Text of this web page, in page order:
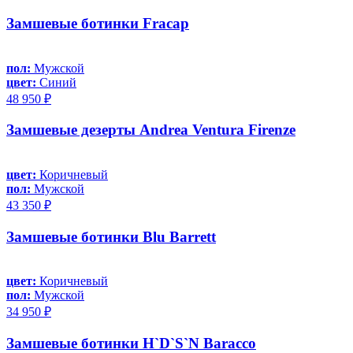
Замшевые ботинки Fracap
пол: Мужской
цвет: Синий
48 950 ₽
Замшевые дезерты Andrea Ventura Firenze
цвет: Коричневый
пол: Мужской
43 350 ₽
Замшевые ботинки Blu Barrett
цвет: Коричневый
пол: Мужской
34 950 ₽
Замшевые ботинки H`D`S`N Baracco